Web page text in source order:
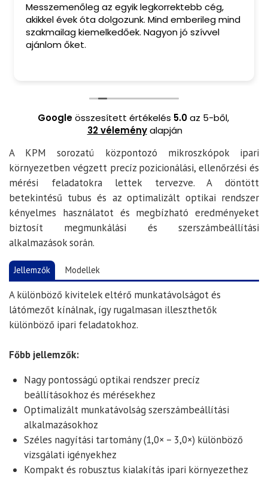
Messzemenőleg az egyik legkorrektebb cég,
akikkel évek óta dolgozunk. Mind emberileg mind
szakmailag kiemelkedőek. Nagyon jó szívvel
ajánlom őket.
Googleösszesített értékelés 5.0az 5-ből,
32 véleményalapján
A KPM sorozatú központozó mikroszkópokipari
környezetben végzett precíz pozicionálási, ellenőrzési és
mérési feladatokra lettek tervezve. A döntött
betekintésű tubus és az optimalizált optikai rendszer
kényelmes használatot és megbízható eredményeket
biztosít megmunkálási és szerszámbeállítási
alkalmazások során.
Jellemzők Modellek
A különböző kivitelek eltérő munkatávolságot és
látómezőt kínálnak, így rugalmasan illeszthetők
különböző ipari feladatokhoz.
Főbb jellemzők:
Nagy pontosságú optikai rendszer precíz
beállításokhoz és mérésekhez
Optimalizált munkatávolság szerszámbeállítási
alkalmazásokhoz
Széles nagyítási tartomány (1,0× – 3,0×) különböző
vizsgálati igényekhez
Kompakt és robusztus kialakítás ipari környezethez